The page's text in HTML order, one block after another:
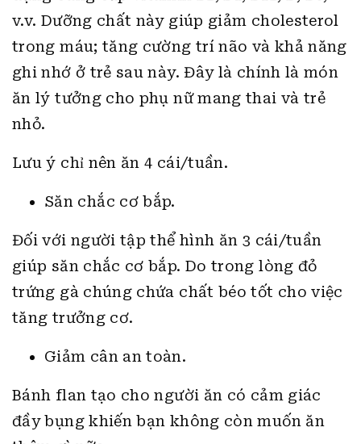
v.v. Dưỡng chất này giúp giảm cholesterol
trong máu; tăng cường trí não và khả năng
ghi nhớ ở trẻ sau này. Đây là chính là món
ăn lý tưởng cho phụ nữ mang thai và trẻ
nhỏ.
Lưu ý chỉ nên ăn 4 cái/tuần.
Săn chắc cơ bắp.
Đối với người tập thể hình ăn 3 cái/tuần
giúp săn chắc cơ bắp. Do trong lòng đỏ
trứng gà chúng chứa chất béo tốt cho việc
tăng trưởng cơ.
Giảm cân an toàn.
Bánh flan tạo cho người ăn có cảm giác
đầy bụng khiến bạn không còn muốn ăn